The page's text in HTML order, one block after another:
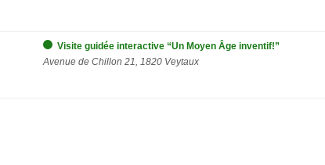
Visite guidée interactive “Un Moyen Âge inventif!”
Avenue de Chillon 21, 1820 Veytaux